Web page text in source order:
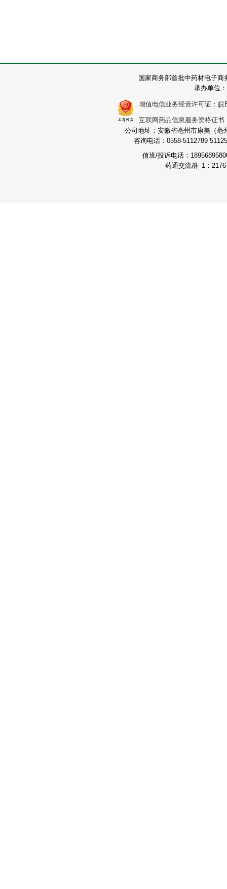
国家商务部首批中药材电子
承办单位
增值电信业务经营许可证：皖
互联网药品信息服务资格证
公司地址：安徽省亳州市康美（
咨询电话：0558-5112789
值班/投诉电话：
药通交流群_1：